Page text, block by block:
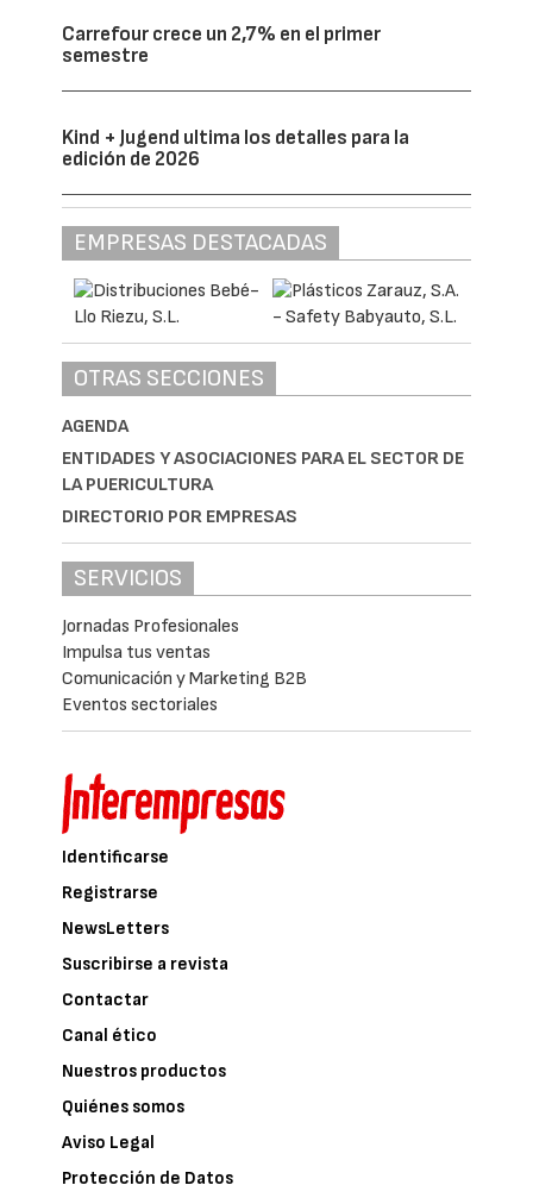
Carrefour crece un 2,7% en el primer
semestre
Kind + Jugend ultima los detalles para la
edición de 2026
EMPRESAS DESTACADAS
OTRAS SECCIONES
AGENDA
ENTIDADES Y ASOCIACIONES PARA EL SECTOR DE
LA PUERICULTURA
DIRECTORIO POR EMPRESAS
SERVICIOS
Jornadas Profesionales
Impulsa tus ventas
Comunicación y Marketing B2B
Eventos sectoriales
Identificarse
Registrarse
NewsLetters
Suscribirse a revista
Contactar
Canal ético
Nuestros productos
Quiénes somos
Aviso Legal
Protección de Datos